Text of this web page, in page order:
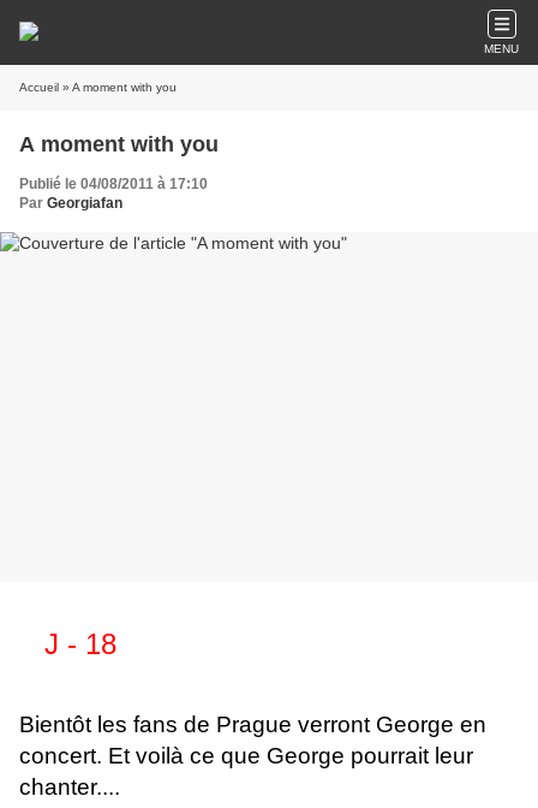
MENU
Accueil » A moment with you
A moment with you
Publié le 04/08/2011 à 17:10
Par Georgiafan
J - 18
Bientôt les fans de Prague verront George en
concert. Et voilà ce que George pourrait leur
chanter....